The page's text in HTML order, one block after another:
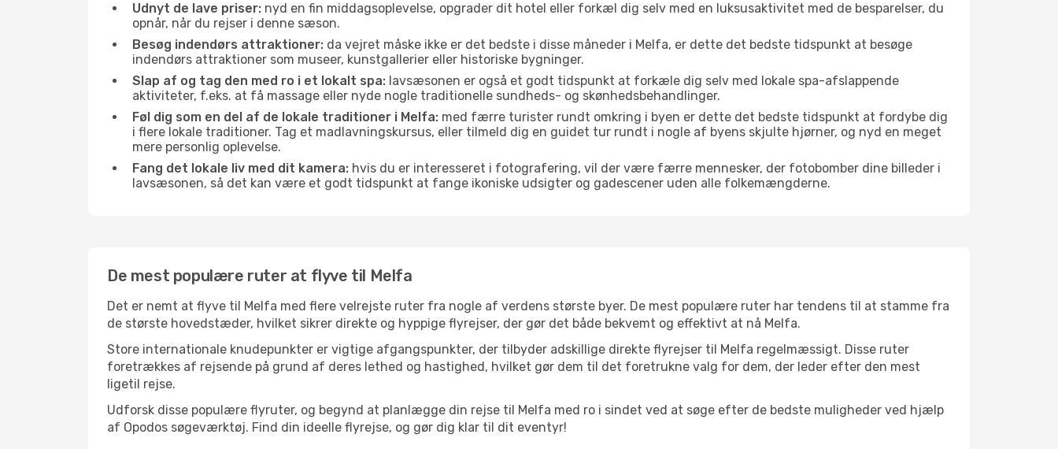
Udnyt de lave priser: nyd en fin middagsoplevelse, opgrader dit hotel eller forkæl dig selv med en luksusaktivitet med de besparelser, du
opnår, når du rejser i denne sæson.
Besøg indendørs attraktioner: da vejret måske ikke er det bedste i disse måneder i Melfa, er dette det bedste tidspunkt at besøge
indendørs attraktioner som museer, kunstgallerier eller historiske bygninger.
Slap af og tag den med ro i et lokalt spa: lavsæsonen er også et godt tidspunkt at forkæle dig selv med lokale spa-afslappende
aktiviteter, f.eks. at få massage eller nyde nogle traditionelle sundheds- og skønhedsbehandlinger.
Føl dig som en del af de lokale traditioner i Melfa: med færre turister rundt omkring i byen er dette det bedste tidspunkt at fordybe dig
i flere lokale traditioner. Tag et madlavningskursus, eller tilmeld dig en guidet tur rundt i nogle af byens skjulte hjørner, og nyd en meget
mere personlig oplevelse.
Fang det lokale liv med dit kamera: hvis du er interesseret i fotografering, vil der være færre mennesker, der fotobomber dine billeder i
lavsæsonen, så det kan være et godt tidspunkt at fange ikoniske udsigter og gadescener uden alle folkemængderne.
De mest populære ruter at flyve til Melfa
Det er nemt at flyve til Melfa med flere velrejste ruter fra nogle af verdens største byer. De mest populære ruter har tendens til at stamme fra
de største hovedstæder, hvilket sikrer direkte og hyppige flyrejser, der gør det både bekvemt og effektivt at nå Melfa.
Store internationale knudepunkter er vigtige afgangspunkter, der tilbyder adskillige direkte flyrejser til Melfa regelmæssigt. Disse ruter
foretrækkes af rejsende på grund af deres lethed og hastighed, hvilket gør dem til det foretrukne valg for dem, der leder efter den mest
ligetil rejse.
Udforsk disse populære flyruter, og begynd at planlægge din rejse til Melfa med ro i sindet ved at søge efter de bedste muligheder ved hjælp
af Opodos søgeværktøj. Find din ideelle flyrejse, og gør dig klar til dit eventyr!